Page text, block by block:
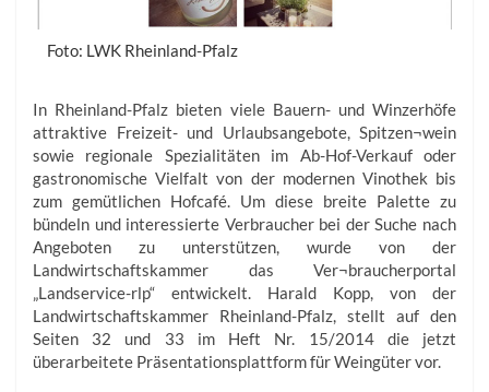
Foto: LWK Rheinland-Pfalz
In Rheinland-Pfalz bieten viele Bauern- und Winzerhöfe
attraktive Freizeit- und Urlaubsangebote, Spitzen¬wein
sowie regionale Spezialitäten im Ab-Hof-Verkauf oder
gastronomische Vielfalt von der modernen Vinothek bis
zum gemütlichen Hofcafé. Um diese breite Palette zu
bündeln und interessierte Verbraucher bei der Suche nach
Angeboten zu unterstützen, wurde von der
Landwirtschaftskammer das Ver¬braucherportal
„Landservice-rlp“ entwickelt. Harald Kopp, von der
Landwirtschaftskammer Rheinland-Pfalz, stellt auf den
Seiten 32 und 33 im Heft Nr. 15/2014 die jetzt
überarbeitete Präsentationsplattform für Weingüter vor.